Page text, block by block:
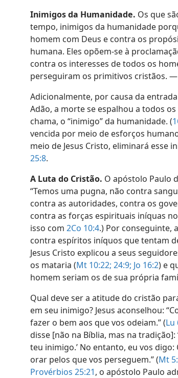
Inimigos da Humanidade. Os que
tempo, inimigos da humanidade
homem com Deus e contra os
humana. Eles opõem-se à
contra os interesses de todos os
perseguiram os primitivos cristãos. —
Adicionalmente, por causa da
Adão, a morte se espalhou a todos
chama, o “inimigo” da humanidade. (
vencida por meio de esforços
meio de Jesus Cristo, eliminará esse
25:8.
A Luta do Cristão. O apóstolo Paulo
“Temos uma pugna, não contra
contra as autoridades, contra os
contra as forças espirituais iníquas
isso com 2Co 10:4.) Por conseguinte,
contra espíritos iníquos que tentam
Jesus Cristo explicou a seus
os mataria (Mt 10:22; 24:9; Jo 16:2) e
homem seriam os de sua própria
Qual deve ser a atitude do cristão
em seu inimigo? Jesus aconselhou:
fazer o bem aos que vos odeiam.” (Lu
disse [não na Bíblia, mas na
teu inimigo.’ No entanto, eu vos
orar pelos que vos perseguem.” (Mt
Provérbios 25:21, o apóstolo Paulo